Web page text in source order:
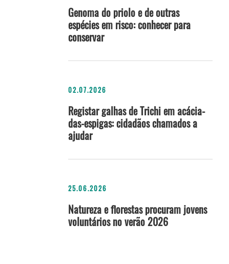
Genoma do priolo e de outras
espécies em risco: conhecer para
conservar
02.07.2026
Registar galhas de Trichi em acácia-
das-espigas: cidadãos chamados a
ajudar
25.06.2026
Natureza e florestas procuram jovens
voluntários no verão 2026